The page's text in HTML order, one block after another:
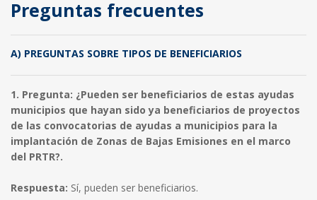
Preguntas frecuentes
A) PREGUNTAS SOBRE TIPOS DE BENEFICIARIOS
1. Pregunta: ¿Pueden ser beneficiarios de estas ayudas
municipios que hayan sido ya beneficiarios de proyectos
de las convocatorias de ayudas a municipios para la
implantación de Zonas de Bajas Emisiones en el marco
del PRTR?.
Respuesta: Sí, pueden ser beneficiarios.